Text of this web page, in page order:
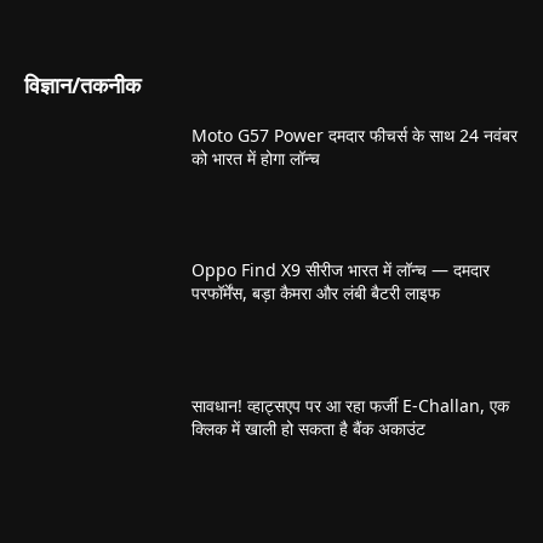
विज्ञान/तकनीक
Moto G57 Power दमदार फीचर्स के साथ 24 नवंबर
को भारत में होगा लॉन्च
Oppo Find X9 सीरीज भारत में लॉन्च — दमदार
परफॉर्मेंस, बड़ा कैमरा और लंबी बैटरी लाइफ
सावधान! व्हाट्सएप पर आ रहा फर्जी E-Challan, एक
क्लिक में खाली हो सकता है बैंक अकाउंट